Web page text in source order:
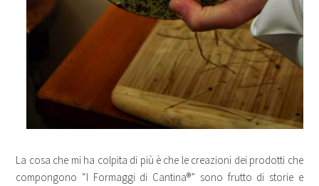
La cosa che mi ha colpita di più è che le creazioni dei prodotti che
compongono “I Formaggi di Cantina®” sono frutto di storie e